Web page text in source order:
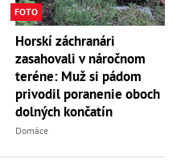
FOTO
Horskí záchranári
zasahovali v náročnom
teréne: Muž si pádom
privodil poranenie oboch
dolných končatín
Domáce